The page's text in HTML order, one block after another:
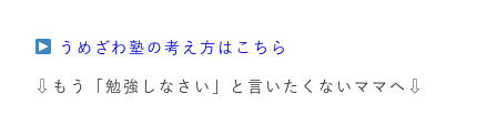
うめざわ塾の考え方はこちら
⇩もう「勉強しなさい」と言いたくないママへ⇩